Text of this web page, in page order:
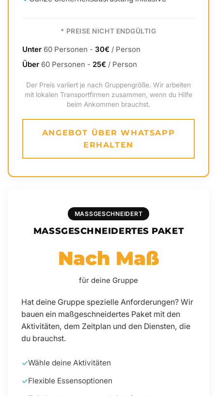
* PREISE NICHT ENDGÜLTIG
Unter 60 Personen - 30€ / Person
Über 60 Personen - 25€ / Person
Der Preis variiert je nach Gruppengröße. Wir arbeiten
mit lokalen Transportfirmen zusammen, wenn du Hilfe
beim Ankommen brauchst.
ANGEBOT ÜBER WHATSAPP
ERHALTEN
MASSGESCHNEIDERT
MASSGESCHNEIDERTES PAKET
Nach Maß
für deine Gruppe
Hat deine Gruppe spezielle Anforderungen? Wir
bauen ein maßgeschneidertes Paket mit den
Aktivitäten, dem Zeitplan und den Diensten, die
du brauchst.
Wähle deine Aktivitäten
Flexible Essensoptionen